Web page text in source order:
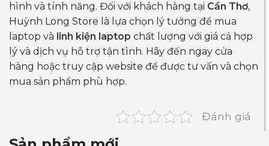
hình và tính năng. Đối với khách hàng tại Cần Thơ,
Huỳnh Long Store là lựa chọn lý tưởng để mua
laptop và linh kiện laptop chất lượng với giá cả hợp
lý và dịch vụ hỗ trợ tận tình. Hãy đến ngay cửa
hàng hoặc truy cập website để được tư vấn và chọn
mua sản phẩm phù hợp.
Đánh giá